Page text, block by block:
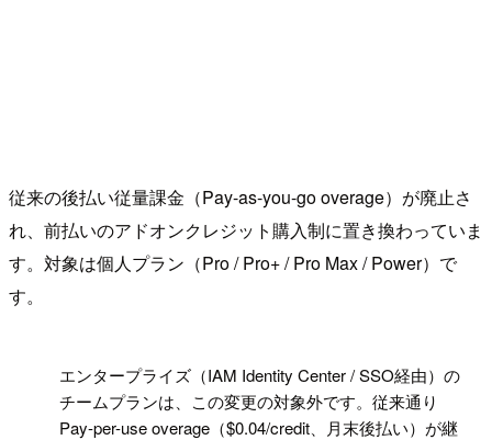
従来の後払い従量課金（Pay-as-you-go overage）が廃止さ
れ、前払いのアドオンクレジット購入制に置き換わっていま
す。対象は個人プラン（Pro / Pro+ / Pro Max / Power）で
す。
エンタープライズ（IAM Identity Center / SSO経由）の
チームプランは、この変更の対象外です。従来通り
Pay-per-use overage（$0.04/credit、月末後払い）が継